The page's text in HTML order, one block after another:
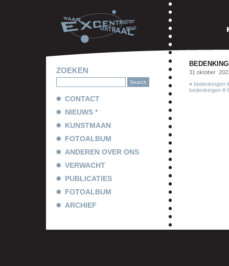
ZOEKEN
CONTACT
NIEUWS *
KUNSTMAAN
FOTOALBUM
ANDEREN OVER ONS
VERWACHT
PUBLICATIES
FOTOALBUM
ARCHIEF
31 oktober
« bedenkingen
bedenkingen #